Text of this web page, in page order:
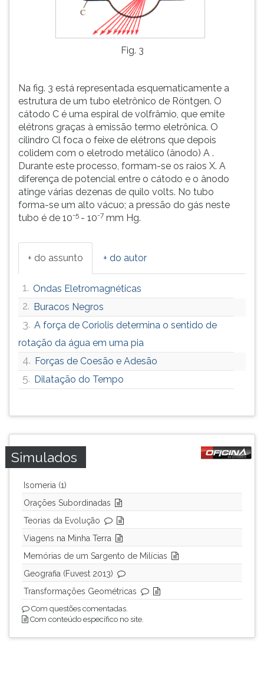
Fig. 3
Na fig. 3 está representada esquematicamente a
estrutura de um tubo eletrônico de Röntgen. O
cátodo C é uma espiral de volfrâmio, que emite
elétrons graças à emissão termo eletrônica. O
cilindro Cl foca o feixe de elétrons que depois
colidem com o eletrodo metálico (ânodo) A .
Durante este processo, formam-se os raios X. A
diferença de potencial entre o cátodo e o ânodo
atinge várias dezenas de quilo volts. No tubo
forma-se um alto vácuo; a pressão do gás neste
tubo é de 10-5 - 10-7 mm Hg.
+ do assunto + do autor
1. Ondas Eletromagnéticas
2. Buracos Negros
3. A força de Coriolis determina o sentido de
rotação da água em uma pia
4. Forças de Coesão e Adesão
5. Dilatação do Tempo
Simulados
Isomeria (1)
Orações Subordinadas
Teorias da Evolução
Viagens na Minha Terra
Memórias de um Sargento de Milícias
Geografia (Fuvest 2013)
Transformações Geométricas
Com questões comentadas.
Com conteúdo específico no site.